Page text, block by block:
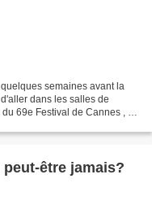
semaines avant la
dans les salles de
69e Festival de Cannes , la
être jamais?